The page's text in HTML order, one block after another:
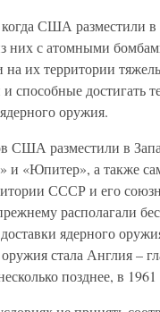
США разместили
них с атомными
их территории
достигать
оружия.
США разместили в
и «Юпитер», а также
СССР и его
располагали
ядерного
оружия стала Англия
позднее, в